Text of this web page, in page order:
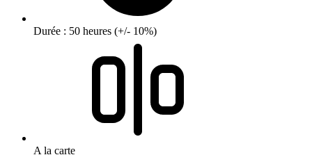
Durée : 50 heures (+/- 10%)
A la carte